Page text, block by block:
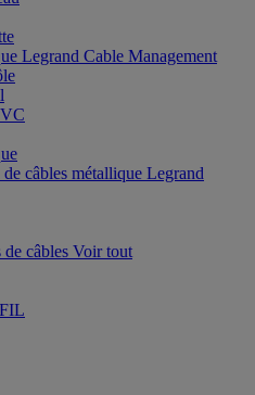
Legrand Cable Management
câbles métallique Legrand
câbles Voir tout